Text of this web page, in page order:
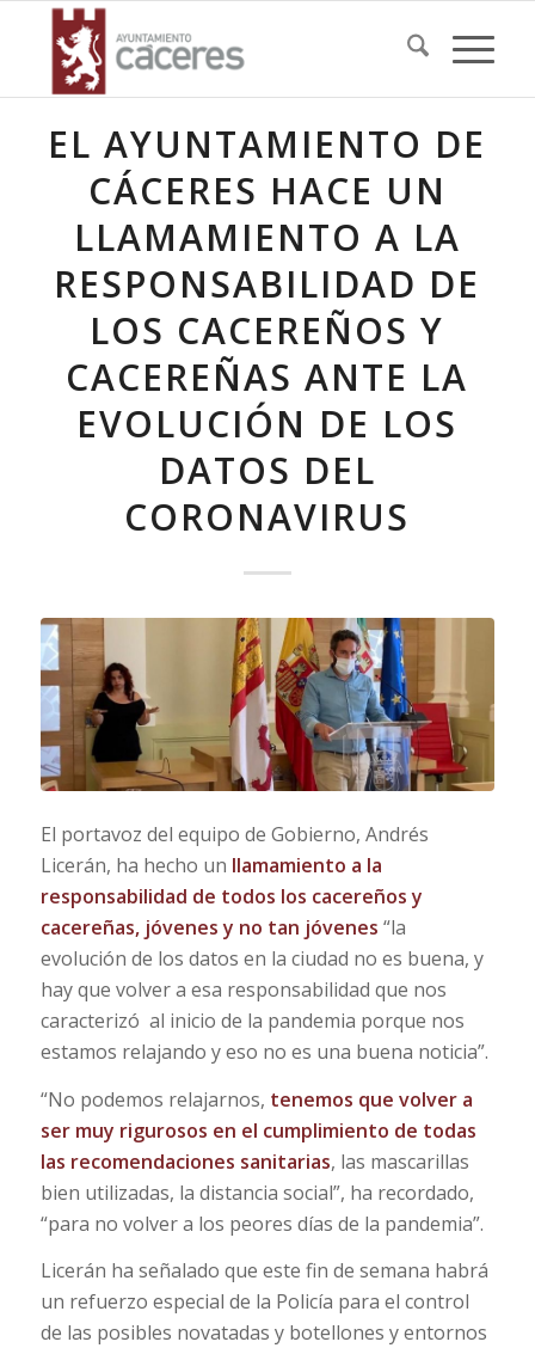
EL AYUNTAMIENTO DE
CÁCERES HACE UN
LLAMAMIENTO A LA
RESPONSABILIDAD DE
LOS CACEREÑOS Y
CACEREÑAS ANTE LA
EVOLUCIÓN DE LOS
DATOS DEL
CORONAVIRUS
El portavoz del equipo de Gobierno, Andrés
Licerán, ha hecho un llamamiento a la
responsabilidad de todos los cacereños y
cacereñas, jóvenes y no tan jóvenes “la
evolución de los datos en la ciudad no es buena, y
hay que volver a esa responsabilidad que nos
caracterizó al inicio de la pandemia porque nos
estamos relajando y eso no es una buena noticia”.
“No podemos relajarnos, tenemos que volver a
ser muy rigurosos en el cumplimiento de todas
las recomendaciones sanitarias, las mascarillas
bien utilizadas, la distancia social”, ha recordado,
“para no volver a los peores días de la pandemia”.
Licerán ha señalado que este fin de semana habrá
un refuerzo especial de la Policía para el control
de las posibles novatadas y botellones y entornos